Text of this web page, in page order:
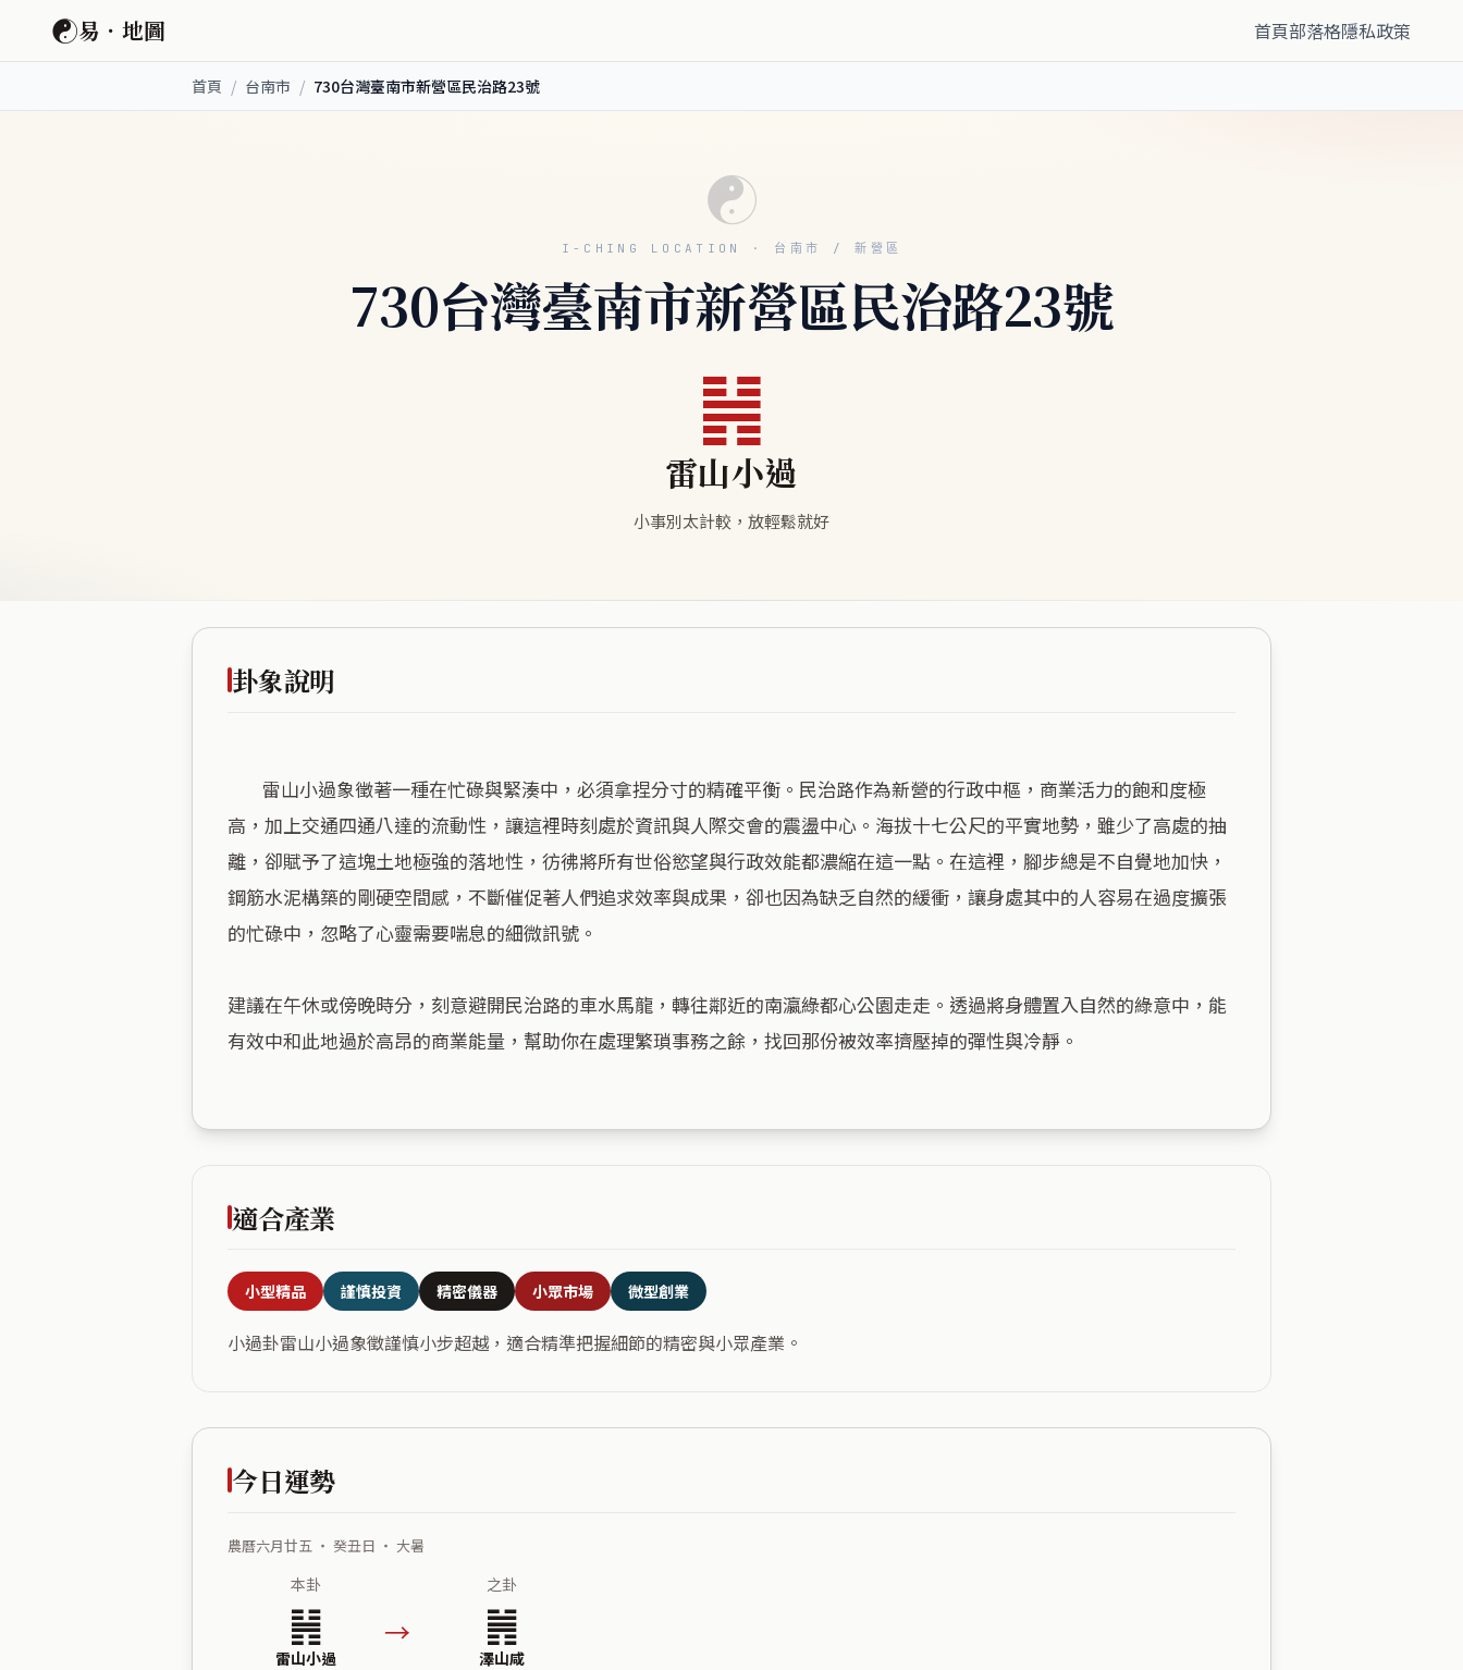
☯易．地圖 首頁部落格隱私政策
首頁 / 台南市 / 730台灣臺南市新營區民治路23號
☯
I-CHING LOCATION · 台南市 / 新營區
730台灣臺南市新營區民治路23號
䷽
雷山小過
小事別太計較，放輕鬆就好
卦象說明
高，加上交通四通八達的流動性，讓這裡時刻處於資訊與人際交會的震盪中心。海拔十七公尺的平實地勢，雖少了高處的抽
離，卻賦予了這塊土地極強的落地性，彷彿將所有世俗慾望與行政效能都濃縮在這一點。在這裡，腳步總是不自覺地加快，
鋼筋水泥構築的剛硬空間感，不斷催促著人們追求效率與成果，卻也因為缺乏自然的緩衝，讓身處其中的人容易在過度擴張
的忙碌中，忽略了心靈需要喘息的細微訊號。
建議在午休或傍晚時分，刻意避開民治路的車水馬龍，轉往鄰近的南瀛綠都心公園走走。透過將身體置入自然的綠意中，能
有效中和此地過於高昂的商業能量，幫助你在處理繁瑣事務之餘，找回那份被效率擠壓掉的彈性與冷靜。
適合產業
小型精品 謹慎投資 精密儀器 小眾市場 微型創業
小過卦雷山小過象徵謹慎小步超越，適合精準把握細節的精密與小眾產業。
今日運勢
農曆六月廿五 ・ 癸丑日 ・ 大暑
本卦
䷽
雷山小過
→
之卦
䷞
澤山咸